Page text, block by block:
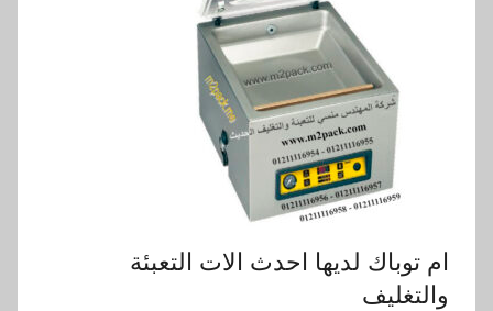
ام توباك لديها احدث الات التعبئة
والتغليف